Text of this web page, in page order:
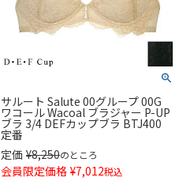
サルート Salute 00グループ 00G
ワコール Wacoal ブラジャー P-UP
ブラ 3/4 DEFカップブラ BTJ400
定番
定価 ¥8,250のところ
会員限定価格 ¥7,012税込